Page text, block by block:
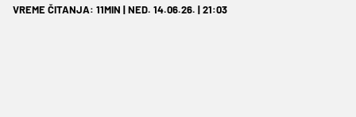
VREME ČITANJA: 11MIN | NED. 14.06.26. | 21:03